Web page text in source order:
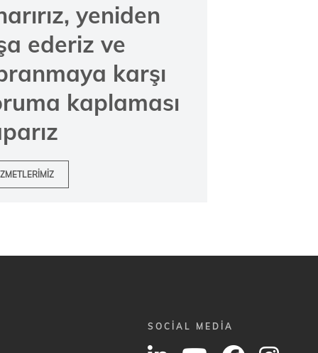
yeniden
ederiz ve
karşı
kaplaması
SOCIAL MEDIA